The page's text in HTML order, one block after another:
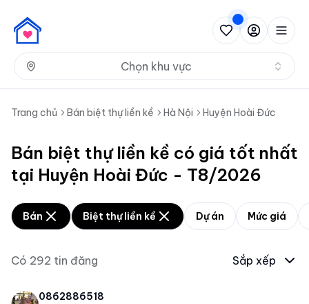
Chọn khu vực
Trang chủ Bán biệt thự liền kề Hà Nội Huyện Hoài Đức
Bán biệt thự liền kề có giá tốt nhất
tại Huyện Hoài Đức - T8/2026
Bán Biệt thự liền kề Dự án Mức giá
Có 292 tin đăng Sắp xếp
0862886518